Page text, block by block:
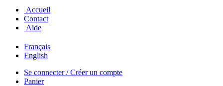
Accueil
Contact
Aide
Français
English
Se connecter / Créer un compte
Panier